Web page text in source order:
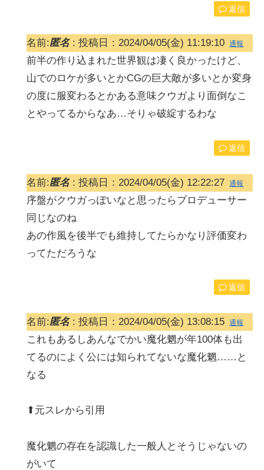
返信
名前:匿名: 投稿日：2024/04/05(金) 11:19:10 通報
前半の作り込まれた世界観は凄く良かったけど、
山でのロケが多いとかCGの巨大敵が多いとか変身
の度に服変わるとかある意味クウガより面倒なこ
とやってるからなあ…そりゃ破綻するわな
返信
名前:匿名: 投稿日：2024/04/05(金) 12:22:27 通報
序盤がクウガっぽいなと思ったらプロデューサー
同じなのね
あの作風を後半でも維持してたらかなり評価変わ
ってただろうな
返信
名前:匿名: 投稿日：2024/04/05(金) 13:08:15 通報
これもあるしあんなでかい魔化魍が年100体も出
てるのによく公には知られてないな魔化魍……と
なる
⬆元スレから引用
魔化魍の存在を認識した一般人とそうじゃないの
がいて